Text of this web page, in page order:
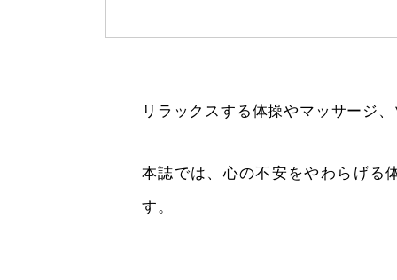
リラックスする体操やマッサージ
本誌では、心の不安をやわらげる
す。